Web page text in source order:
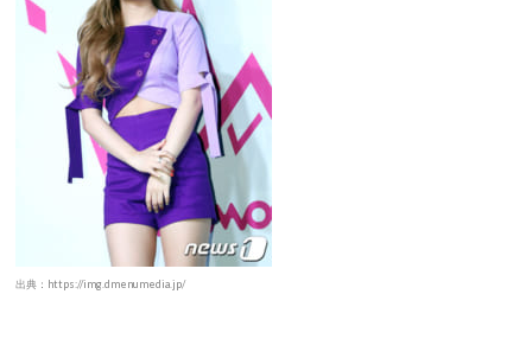
出典：https://img.dmenumedia.jp/